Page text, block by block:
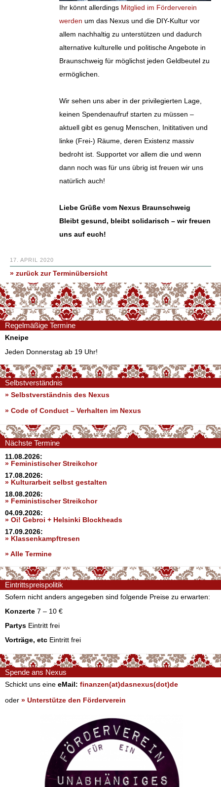
Ihr könnt allerdings Mitglied im Förderverein
werden um das Nexus und die DIY-Kultur vor
allem nachhaltig zu unterstützen und dadurch
alternative kulturelle und politische Angebote in
Braunschweig für möglichst jeden Geldbeutel zu
ermöglichen.
Wir sehen uns aber in der privilegierten Lage,
keinen Spendenaufruf starten zu müssen –
aktuell gibt es genug Menschen, Inititativen und
linke (Frei-) Räume, deren Existenz massiv
bedroht ist. Supportet vor allem die und wenn
dann noch was für uns übrig ist freuen wir uns
natürlich auch!
Liebe Grüße vom Nexus Braunschweig
Bleibt gesund, bleibt solidarisch – wir freuen
uns auf euch!
17. APRIL 2020
» zurück zur Terminübersicht
Regelmäßige Termine
Kneipe
Jeden Donnerstag ab 19 Uhr!
Selbstverständnis
» Selbstverständnis des Nexus
» Code of Conduct – Verhalten im Nexus
Nächste Termine
11.08.2026:
» Feministischer Streikchor
17.08.2026:
» Kulturarbeit selbst gestalten
18.08.2026:
» Feministischer Streikchor
04.09.2026:
» Oi! Gebroi + Helsinki Blockheads
17.09.2026:
» Klassenkampftresen
» Alle Termine
Eintrittspreispolitik
Sofern nicht anders angegeben sind folgende Preise zu erwarten:
Konzerte 7 – 10 €
Partys Eintritt frei
Vorträge, etc Eintritt frei
Spende ans Nexus
Schickt uns eine eMail: finanzen(at)dasnexus(dot)de
oder » Unterstütze den Förderverein